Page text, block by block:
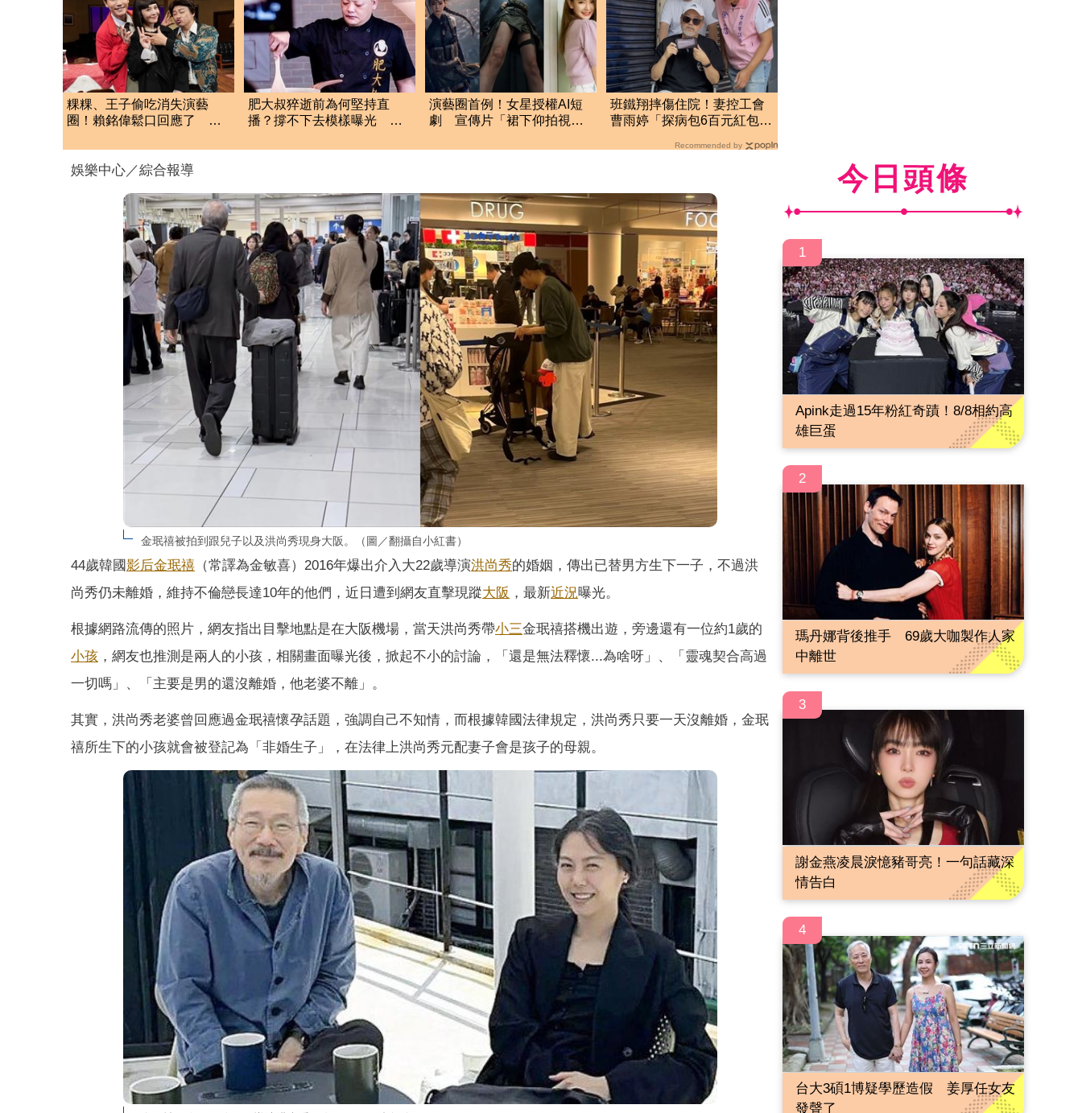
粿粿、王子偷吃消失演藝
圈！賴銘偉鬆口回應了 兩
肥大叔猝逝前為何堅持直
播？撐不下去模樣曝光 網
演藝圈首例！女星授權AI短
劇 宣傳片「裙下仰拍視
班鐵翔摔傷住院！妻控工會
曹雨婷「探病包6百元紅包」
Recommended by
娛樂中心／綜合報導
金珉禧被拍到跟兒子以及洪尚秀現身大阪。（圖／翻攝自小紅書）
44歲韓國影后金珉禧 （常譯為金敏喜）2016年爆出介入大22歲導演洪尚秀的婚姻，傳出已替男方生下一子，不過洪
尚秀仍未離婚，維持不倫戀長達10年的他們，近日遭到網友直擊現蹤大阪 ，最新近況曝光。
根據網路流傳的照片，網友指出目擊地點是在大阪機場，當天洪尚秀帶小三金珉禧搭機出遊，旁邊還有一位約1歲的
小孩 ，網友也推測是兩人的小孩，相關畫面曝光後，掀起不小的討論，「還是無法釋懷...為啥呀」、「靈魂契合高過
一切嗎」、「主要是男的還沒離婚，他老婆不離」。
其實，洪尚秀老婆曾回應過金珉禧懷孕話題，強調自己不知情，而根據韓國法律規定，洪尚秀只要一天沒離婚，金珉
禧所生下的小孩就會被登記為「非婚生子」，在法律上洪尚秀元配妻子會是孩子的母親。
今日頭條
1
Apink走過15年粉紅奇蹟！8/8相約高
雄巨蛋
2
瑪丹娜背後推手 69歲大咖製作人家
中離世
3
謝金燕凌晨淚憶豬哥亮！一句話藏深
情告白
4
台大3碩1博疑學歷造假 姜厚任女友
發聲了